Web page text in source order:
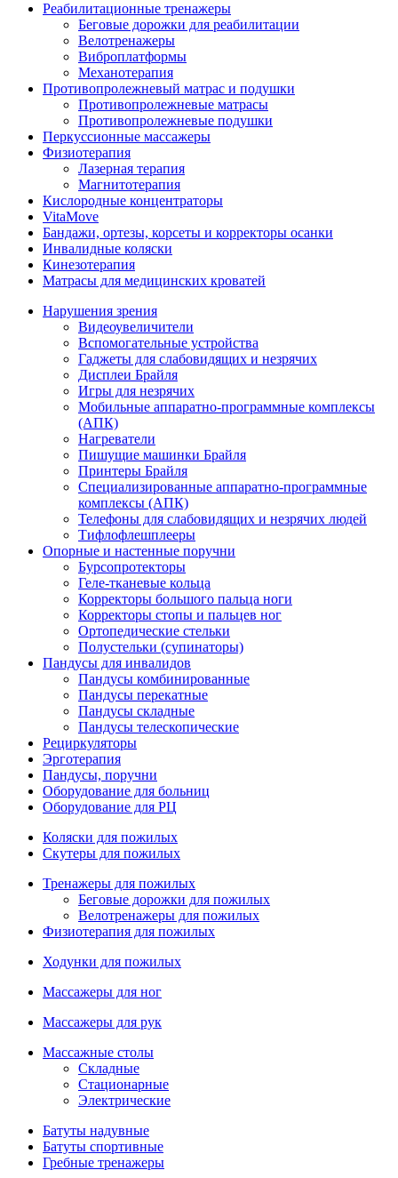
Реабилитационные тренажеры
Беговые дорожки для реабилитации
Велотренажеры
Виброплатформы
Механотерапия
Противопролежневый матрас и подушки
Противопролежневые матрасы
Противопролежневые подушки
Перкуссионные массажеры
Физиотерапия
Лазерная терапия
Магнитотерапия
Кислородные концентраторы
VitaMove
Бандажи, ортезы, корсеты и корректоры осанки
Инвалидные коляски
Кинезотерапия
Матрасы для медицинских кроватей
Нарушения зрения
Видеоувеличители
Вспомогательные устройства
Гаджеты для слабовидящих и незрячих
Дисплеи Брайля
Игры для незрячих
Мобильные аппаратно-программные комплексы
(АПК)
Нагреватели
Пишущие машинки Брайля
Принтеры Брайля
Специализированные аппаратно-программные
комплексы (АПК)
Телефоны для слабовидящих и незрячих людей
Тифлофлешплееры
Опорные и настенные поручни
Бурсопротекторы
Геле-тканевые кольца
Корректоры большого пальца ноги
Корректоры стопы и пальцев ног
Ортопедические стельки
Полустельки (супинаторы)
Пандусы для инвалидов
Пандусы комбинированные
Пандусы перекатные
Пандусы складные
Пандусы телескопические
Рециркуляторы
Эрготерапия
Пандусы, поручни
Оборудование для больниц
Оборудование для РЦ
Коляски для пожилых
Скутеры для пожилых
Тренажеры для пожилых
Беговые дорожки для пожилых
Велотренажеры для пожилых
Физиотерапия для пожилых
Ходунки для пожилых
Массажеры для ног
Массажеры для рук
Массажные столы
Складные
Стационарные
Электрические
Батуты надувные
Батуты спортивные
Гребные тренажеры